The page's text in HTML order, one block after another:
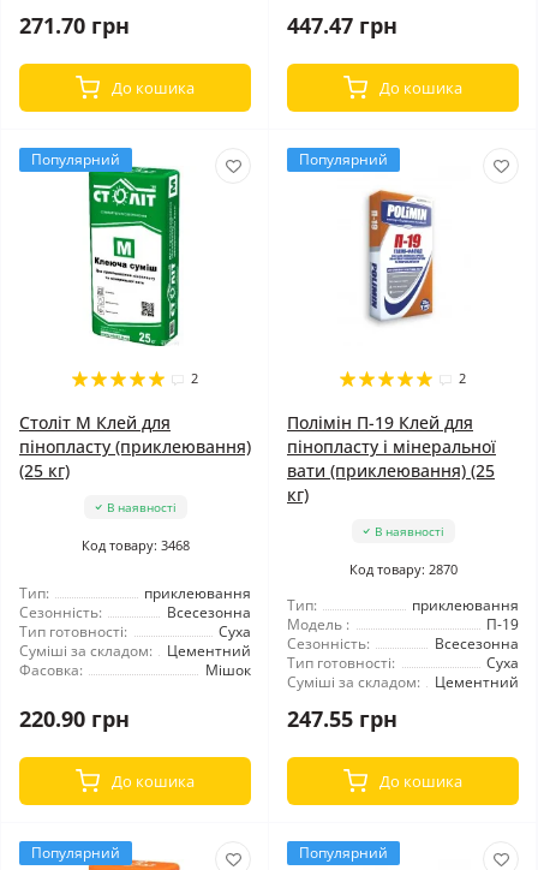
271.70 грн
До кошика
447.47 грн
До кошика
Популярний
2
Століт М Клей для
пінопласту (приклеювання)
(25 кг)
В наявності
Код товару: 3468
Тип:
приклеювання
Сезонність:
Всесезонна
Тип готовності:
Суха
Суміші за складом:
Цементний
Фасовка:
Мішок
220.90 грн
До кошика
Популярний
2
Полімін П-19 Клей для
пінопласту і мінеральної
вати (приклеювання) (25
кг)
В наявності
Код товару: 2870
Тип:
приклеювання
Модель :
П-19
Сезонність:
Всесезонна
Тип готовності:
Суха
Суміші за складом:
Цементний
247.55 грн
До кошика
Популярний Популярний